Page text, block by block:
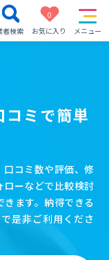
者検索
0
お気に入り
メニュー
ミで簡単
コミ数や評価、修
ーなどで比較検討
ます。納得できる
是非ご利用くださ